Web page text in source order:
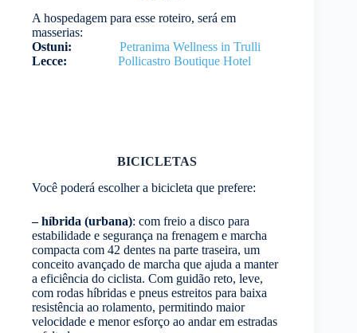
A hospedagem para esse roteiro, será em
masserias:
Ostuni:
Petranima Wellness in Trulli
Lecce: Pollicastro Boutique Hotel
BICICLETAS
Você poderá escolher a bicicleta que prefere:
– híbrida (urbana): com freio a disco para
estabilidade e segurança na frenagem e marcha
compacta com 42 dentes na parte traseira, um
conceito avançado de marcha que ajuda a manter
a eficiência do ciclista. Com guidão reto, leve,
com rodas híbridas e pneus estreitos para baixa
resistência ao rolamento, permitindo maior
velocidade e menor esforço ao andar em estradas